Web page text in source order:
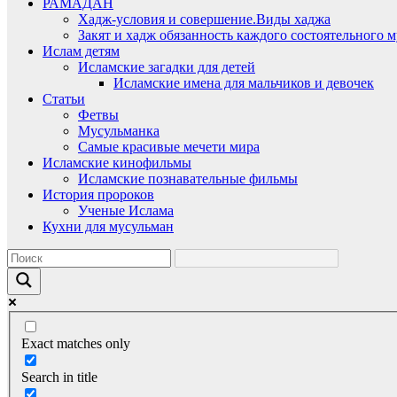
РАМАДАН
Хадж-условия и совершение.Виды хаджа
Закят и хадж обязанность каждого состоятельного
Ислам детям
Исламские загадки для детей
Исламские имена для мальчиков и девочек
Статьи
Фетвы
Мусульманка
Самые красивые мечети мира
Исламские кинофильмы
Исламские познавательные фильмы
История пророков
Ученые Ислама
Кухни для мусульман
Exact matches only
Search in title